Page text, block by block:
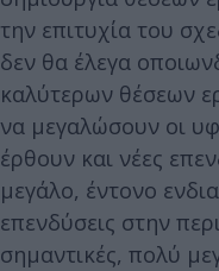
την επιτυχία του
δεν θα έλεγα
καλύτερων θέσεων
να μεγαλώσουν οι
έρθουν και νέες
μεγάλο, έντονο
επενδύσεις στην
σημαντικές, πολύ